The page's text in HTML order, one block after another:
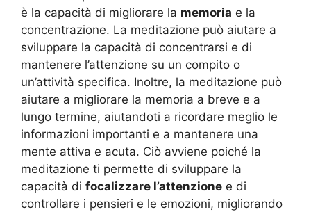
è la capacità di migliorare la memoria e la
concentrazione. La meditazione può aiutare a
sviluppare la capacità di concentrarsi e di
mantenere l’attenzione su un compito o
un’attività specifica. Inoltre, la meditazione può
aiutare a migliorare la memoria a breve e a
lungo termine, aiutandoti a ricordare meglio le
informazioni importanti e a mantenere una
mente attiva e acuta. Ciò avviene poiché la
meditazione ti permette di sviluppare la
capacità di focalizzare l’attenzione e di
controllare i pensieri e le emozioni, migliorando